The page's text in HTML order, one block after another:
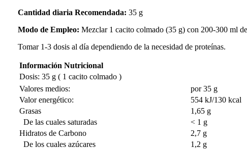
Cantidad diaria Recomendada: 35 g
Modo de Empleo: Mezclar 1 cacito colmado (35 g) con 200-300 ml
Tomar 1-3 dosis al día dependiendo de la necesidad de proteínas.
Información Nutricional
Dosis: 35 g ( 1 cacito colmado )
Valores medios:
por 35 g
Valor energético:
554 kJ/130 kcal
Grasas
1,65 g
De las cuales saturadas
˂ 1 g
Hidratos de Carbono
2,7 g
De los cuales azúcares
1,2 g